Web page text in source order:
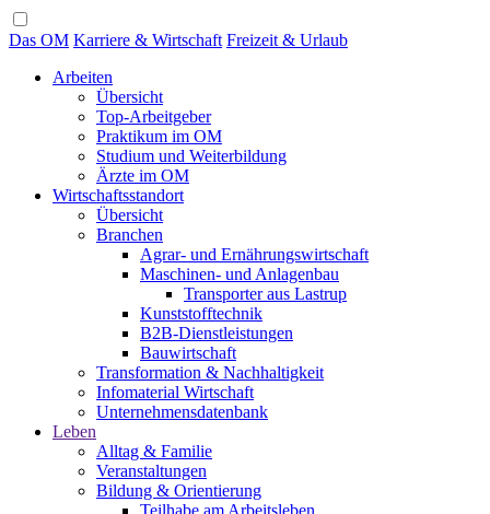
Das OM Karriere & Wirtschaft Freizeit & Urlaub
Arbeiten
Übersicht
Top-Arbeitgeber
Praktikum im OM
Studium und Weiterbildung
Ärzte im OM
Wirtschaftsstandort
Übersicht
Branchen
Agrar- und Ernährungswirtschaft
Maschinen- und Anlagenbau
Transporter aus Lastrup
Kunststofftechnik
B2B-Dienstleistungen
Bauwirtschaft
Transformation & Nachhaltigkeit
Infomaterial Wirtschaft
Unternehmensdatenbank
Leben
Alltag & Familie
Veranstaltungen
Bildung & Orientierung
Teilhabe am Arbeitsleben